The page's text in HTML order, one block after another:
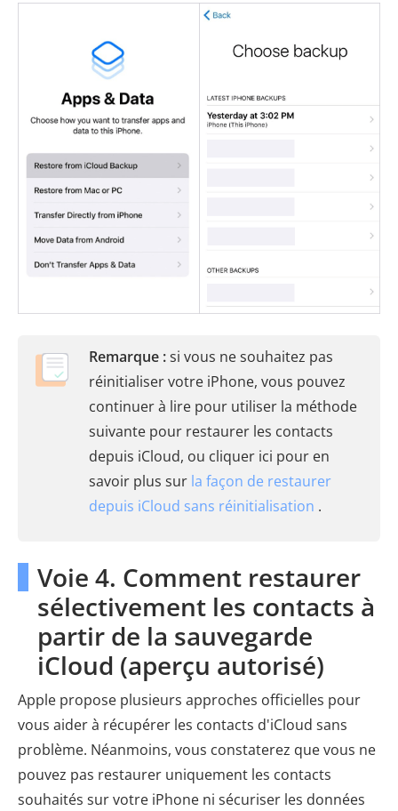
Remarque :si vous ne souhaitez pas
réinitialiser votre iPhone, vous pouvez
continuer à lire pour utiliser la méthode
suivante pour restaurer les contacts
depuis iCloud, ou cliquer ici pour en
savoir plus sur la façon de restaurer
depuis iCloud sans réinitialisation .
Voie 4. Comment restaurer
sélectivement les contacts à
partir de la sauvegarde
iCloud (aperçu autorisé)
Apple propose plusieurs approches officielles pour
vous aider à récupérer les contacts d'iCloud sans
problème. Néanmoins, vous constaterez que vous ne
pouvez pas restaurer uniquement les contacts
souhaités sur votre iPhone ni sécuriser les données